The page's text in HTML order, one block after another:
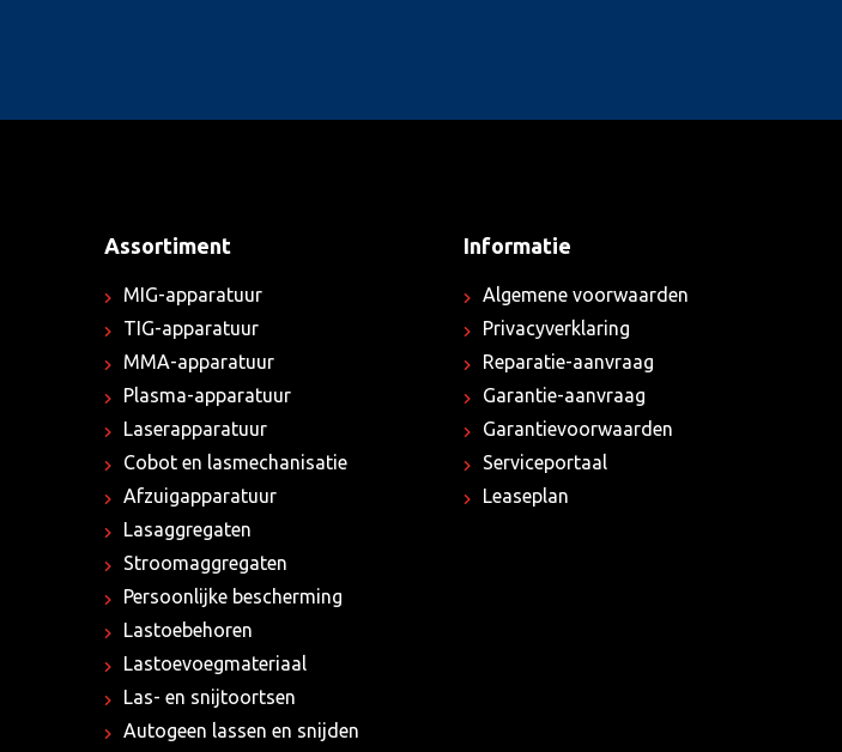
Assortiment
MIG-apparatuur
TIG-apparatuur
MMA-apparatuur
Plasma-apparatuur
Laserapparatuur
Cobot en lasmechanisatie
Afzuigapparatuur
Lasaggregaten
Stroomaggregaten
Persoonlijke bescherming
Lastoebehoren
Lastoevoegmateriaal
Las- en snijtoortsen
Autogeen lassen en snijden
Informatie
Algemene voorwaarden
Privacyverklaring
Reparatie-aanvraag
Garantie-aanvraag
Garantievoorwaarden
Serviceportaal
Leaseplan